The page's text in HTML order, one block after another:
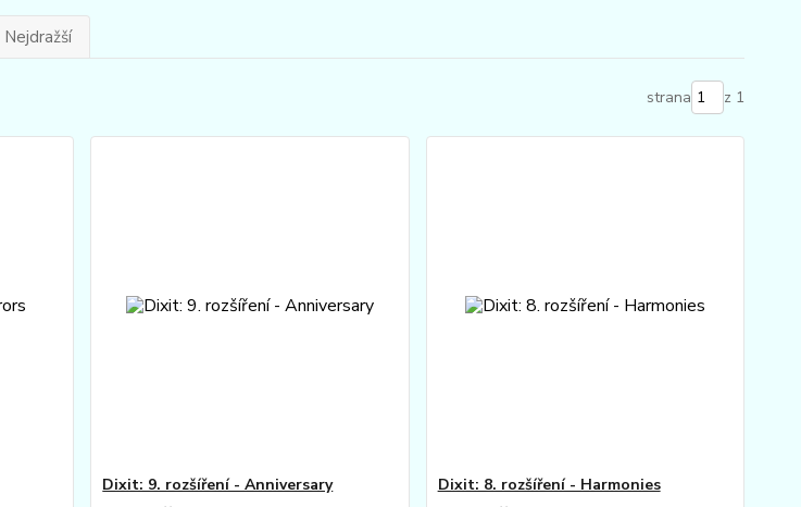
Nejdražší
strana z 1
Dixit: 9. rozšíření - Anniversary Dixit: 8. rozšíření - Harmonies